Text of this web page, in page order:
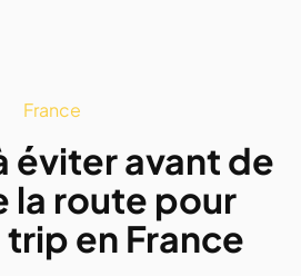
France
éviter avant de
la route pour
trip en France